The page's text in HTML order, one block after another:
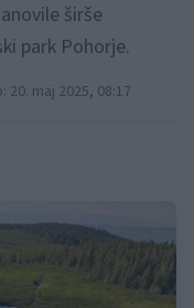
širše
park Pohorje.
20. maj 2025, 08:17